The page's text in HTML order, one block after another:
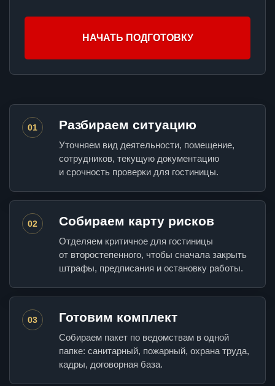
НАЧАТЬ ПОДГОТОВКУ
01 Разбираем ситуацию
Уточняем вид деятельности, помещение,
сотрудников, текущую документацию
и срочность проверки для гостиницы.
02 Собираем карту рисков
Отделяем критичное для гостиницы
от второстепенного, чтобы сначала закрыть
штрафы, предписания и остановку работы.
03 Готовим комплект
Собираем пакет по ведомствам в одной
папке: санитарный, пожарный, охрана труда,
кадры, договорная база.